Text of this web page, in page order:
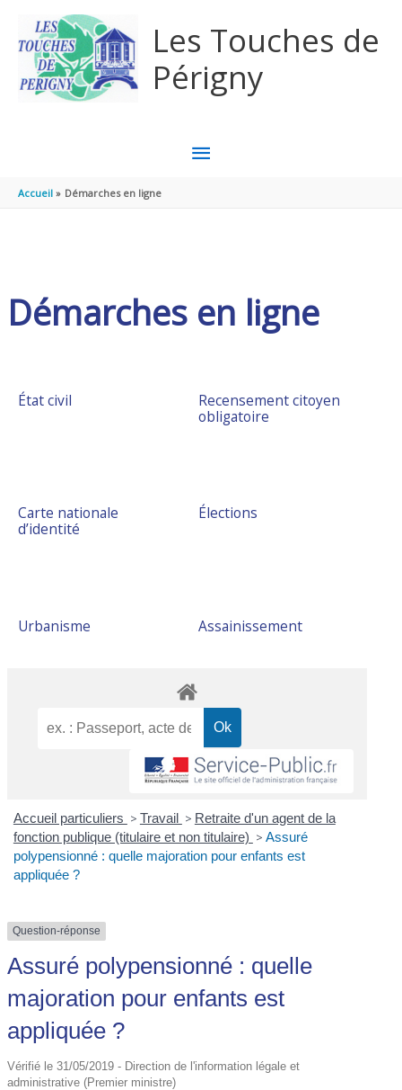
Les Touches de
Périgny
MENU
Accueil Démarches en ligne
Démarches en ligne
État civil
Recensement citoyen
obligatoire
Carte nationale
d’identité
Élections
Urbanisme Assainissement
Accueil particuliers > Travail > Retraite d'un agent de la
fonction publique (titulaire et non titulaire) > Assuré
polypensionné : quelle majoration pour enfants est
appliquée ?
Question-réponse
Assuré polypensionné : quelle
majoration pour enfants est
appliquée ?
Vérifié le 31/05/2019 - Direction de l'information légale et
administrative (Premier ministre)